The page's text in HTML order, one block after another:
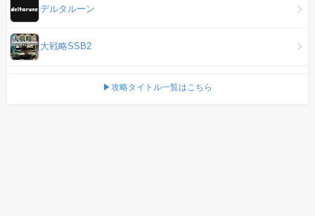
デルタルーン
大戦略SSB2
▶攻略タイトル一覧はこちら